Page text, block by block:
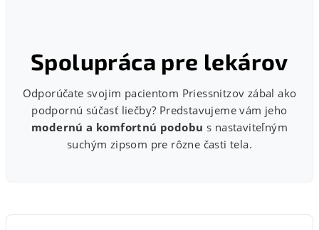
Spolupráca pre lekárov
Odporúčate svojim pacientom Priessnitzov zábal ako
podpornú súčasť liečby? Predstavujeme vám jeho
modernú a komfortnú podobu s nastaviteľným
suchým zipsom pre rôzne časti tela.